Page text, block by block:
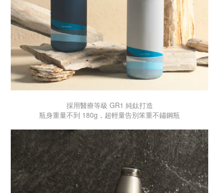
採用醫療等級 GR1 純鈦打造
瓶身重量不到 180g，超輕量告別笨重不鏽鋼瓶